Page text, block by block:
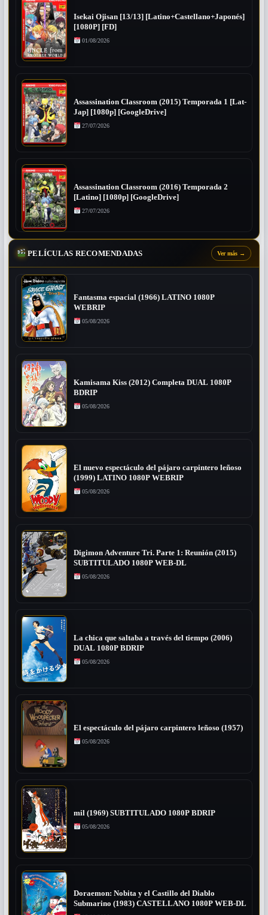
Isekai Ojisan [13/13] [Latino+Castellano+Japonés]
[1080P] [FD]
01/08/2026
Assassination Classroom (2015) Temporada 1 [Lat-
Jap] [1080p] [GoogleDrive]
27/07/2026
Assassination Classroom (2016) Temporada 2
[Latino] [1080p] [GoogleDrive]
27/07/2026
PELÍCULAS RECOMENDADAS Ver más →
Fantasma espacial (1966) LATINO 1080P
WEBRIP
05/08/2026
Kamisama Kiss (2012) Completa DUAL 1080P
BDRIP
05/08/2026
El nuevo espectáculo del pájaro carpintero leñoso
(1999) LATINO 1080P WEBRIP
05/08/2026
Digimon Adventure Tri. Parte 1: Reunión (2015)
SUBTITULADO 1080P WEB-DL
05/08/2026
La chica que saltaba a través del tiempo (2006)
DUAL 1080P BDRIP
05/08/2026
El espectáculo del pájaro carpintero leñoso (1957)
05/08/2026
mil (1969) SUBTITULADO 1080P BDRIP
05/08/2026
Doraemon: Nobita y el Castillo del Diablo
Submarino (1983) CASTELLANO 1080P WEB-DL